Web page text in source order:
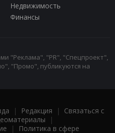
Недвижимость
Финансы
"Реклама", "PR", "Спецпроект",
"Промо", публикуются на
| Редакция | Связаться с
|
|
Политика в сфере